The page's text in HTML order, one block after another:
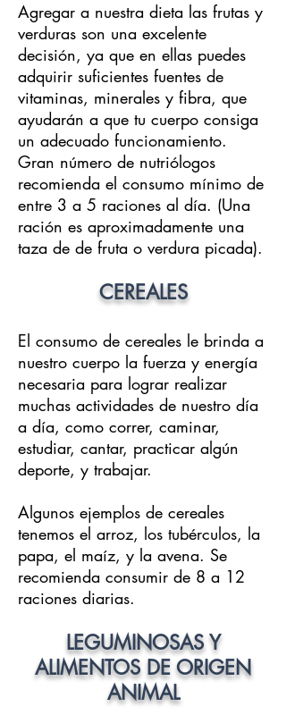
Agregar a nuestra dieta las frutas y
verduras son una excelente
decisión, ya que en ellas puedes
adquirir suficientes fuentes de
vitaminas, minerales y fibra, que
ayudarán a que tu cuerpo consiga
un adecuado funcionamiento.
Gran número de nutriólogos
recomienda el consumo mínimo de
entre 3 a 5 raciones al día. (Una
ración es aproximadamente una
taza de de fruta o verdura picada).
CEREALES
El consumo de cereales le brinda a
nuestro cuerpo la fuerza y energía
necesaria para lograr realizar
muchas actividades de nuestro día
a día, como correr, caminar,
estudiar, cantar, practicar algún
deporte, y trabajar.
Algunos ejemplos de cereales
tenemos el arroz, los tubérculos, la
papa, el maíz, y la avena. Se
recomienda consumir de 8 a 12
raciones diarias.
LEGUMINOSAS Y
ALIMENTOS DE ORIGEN
ANIMAL